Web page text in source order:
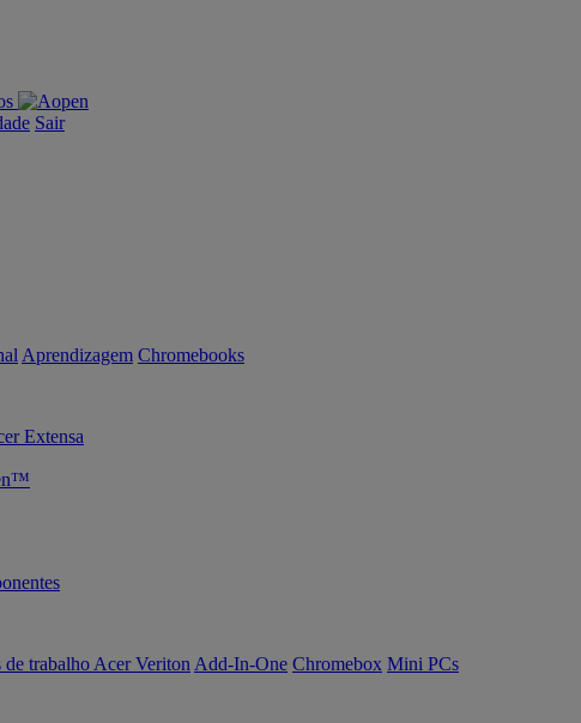
Sair
Aprendizagem Chromebooks
Extensa
de trabalho Acer Veriton Add-In-One Chromebox Mini PCs